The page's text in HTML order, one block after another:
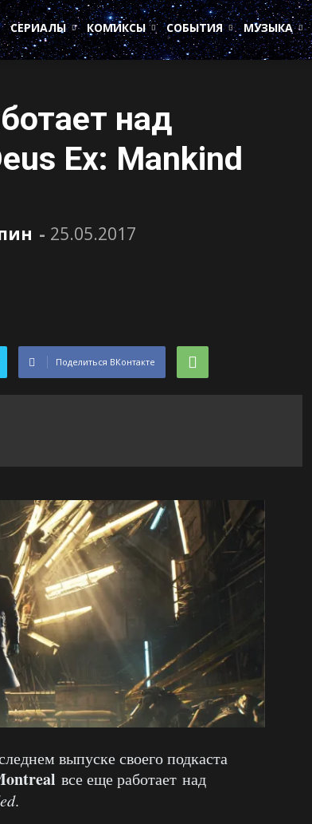
СЕРИАЛЫ КОМИКСЫ СОБЫТИЯ МУЗЫКА
над
Ex: Mankind
- 25.05.2017
Поделиться ВКонтакте
выпуске своего подкаста
все еще работает над
.